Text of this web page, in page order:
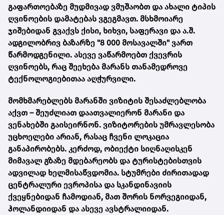
გაფართოებაზე მუდმივად ვმუშაობთ და ახალი ტიპის
ღვინოების დამატებას ვგეგმავთ. მსხმოიარე
ჯიშებიდან გვაქვს ქისი, ხიხვი, საფერავი და ა.შ.
ადგილობრივ ბაზარზე "8 000 მოსავალში" ვართ
წარმოდგენილი. ასევე ვაწარმოებთ ქვევრის
ღვინოებს, რაც შეეხება მარანს თანამედროვე
ტექნოლოგიებითაა აღჭურვილი.
მომხმარებლებს მარანში ვიზიტის შესაძლებლობა
აქვთ – შეუძლიათ დაათვალიერონ მარანი და
ვენახებში გაისეირნონ. ვიზიტორების უმრავლესობა
უცხოელები არიან, რასაც ჩვენი ლოკაცია
განაპირობებს. კერძოდ, ობიექტი სიღნაღისკენ
მიმავალ გზაზე მდებარეობს და ტურისტებისთვის
ადვილად ხელმისაწვდომია. სტუმრები ძირითადად
ცენტრალური ევროპისა და სკანდინავიის
ქვეყნებიდან ჩამოდიან, მათ შორის ნორვეგიიდან,
ჰოლანდიიდან და ასევე ავსტრალიიდან.